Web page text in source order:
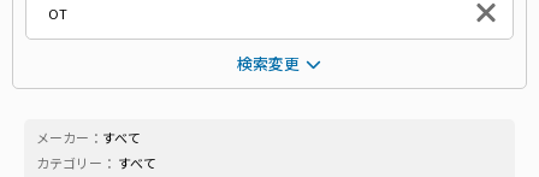
検索変更
メーカー： すべて
カテゴリー： すべて